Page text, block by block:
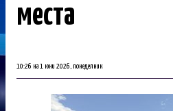
места
10:26 на 1 юни 2026, понеделник